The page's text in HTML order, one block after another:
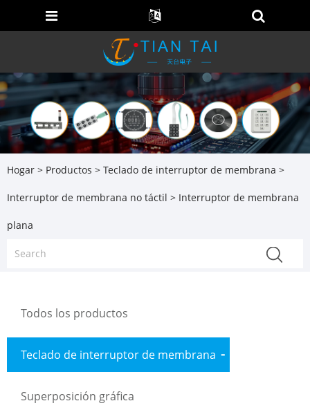
Hogar > Productos > Teclado de interruptor de membrana >
Interruptor de membrana no táctil > Interruptor de membrana
plana
Todos los productos
Teclado de interruptor de membrana
Superposición gráfica